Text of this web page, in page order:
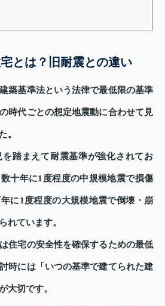
とは？旧耐震との違い
築基準法という法律で最低限の基準
時代ごとの想定地震動に合わせて見
。
踏まえて耐震基準が強化されてお
十年に1度程度の中規模地震で損傷
に1度程度の大規模地震で倒壊・崩
れています。
住宅の安全性を確保するための最低
時には「いつの基準で建てられた建
大切です。